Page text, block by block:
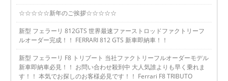
☆☆☆☆☆新年のご挨拶☆☆☆☆☆
新型 フェラーリ 812GTS 世界最速ファーストロッドファクトリーフ
ルオーダー完成！！ FERRARI 812 GTS 新車即納車！！
新型 フェラーリ F8 トリブート 当社ファクトリーフルオーダーモデル
新車即納車必見！！ お問い合わせ殺到中 大人気誰よりも早く乗れま
す！！ 本気でお探しのお客様必見です！！ Ferrari F8 TRIBUTO